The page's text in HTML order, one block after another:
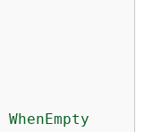
WhenEmpty